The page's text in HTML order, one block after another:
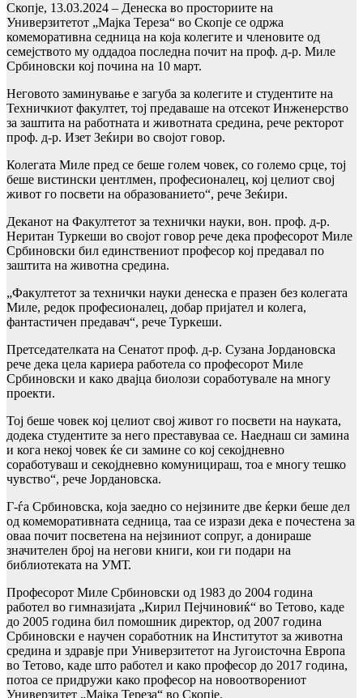
Скопје, 13.03.2024 – Денеска во просториите на
Универзитетот „Мајка Тереза“ во Скопје се одржа
комеморативна седница на која колегите и членовите од
семејството му оддадоа последна почит на проф. д-р. Миле
Србиновски кој почина на 10 март.
Неговото заминување е загуба за колегите и студентите на
Техничкиот факултет, тој предаваше на отсекот Инженерство
за заштита на работната и животната средина, рече ректорот
проф. д-р. Изет Зеќири во својот говор.
Колегата Миле пред се беше голем човек, со големо срце, тој
беше вистински џентлмен, професионалец, кој целиот свој
живот го посвети на образованието“, рече Зеќири.
Деканот на Факултетот за технички науки, вон. проф. д-р.
Неритан Туркеши во својот говор рече дека професорот Миле
Србиновски бил единствениот професор кој предавал по
заштита на животна средина.
„Факултетот за технички науки денеска е празен без колегата
Миле, редок професионалец, добар пријател и колега,
фантастичен предавач“, рече Туркеши.
Претседателката на Сенатот проф. д-р. Сузана Јордановска
рече дека цела кариера работела со професорот Миле
Србиновски и како двајца биолози соработувале на многу
проекти.
Тој беше човек кој целиот свој живот го посвети на науката,
додека студентите за него преставуваа се. Наеднаш си замина
и кога некој човек ќе си замине со кој секојдневно
соработуваш и секојдневно комуницираш, тоа е многу тешко
чувство“, рече Јордановска.
Г-ѓа Србиновска, која заедно со нејзините две ќерки беше дел
од комеморативната седница, таа се изрази дека е почестена за
оваа почит посветена на нејзиниот сопруг, а донираше
значителен број на негови книги, кои ги подари на
библиотеката на УМТ.
Професорот Миле Србиновски од 1983 до 2004 година
работел во гимназијата „Кирил Пејчиновиќ“ во Тетово, каде
до 2005 година бил помошник директор, од 2007 година
Србиновски е научен соработник на Институтот за животна
средина и здравје при Универзитетот на Југоисточна Европа
во Тетово, каде што работел и како професор до 2017 година,
потоа се придружи како професор на новоотворениот
Универзитет „Мајка Тереза“ во Скопје.